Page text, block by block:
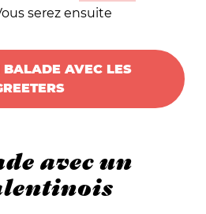
serez ensuite
BALADE AVEC LES
avec un